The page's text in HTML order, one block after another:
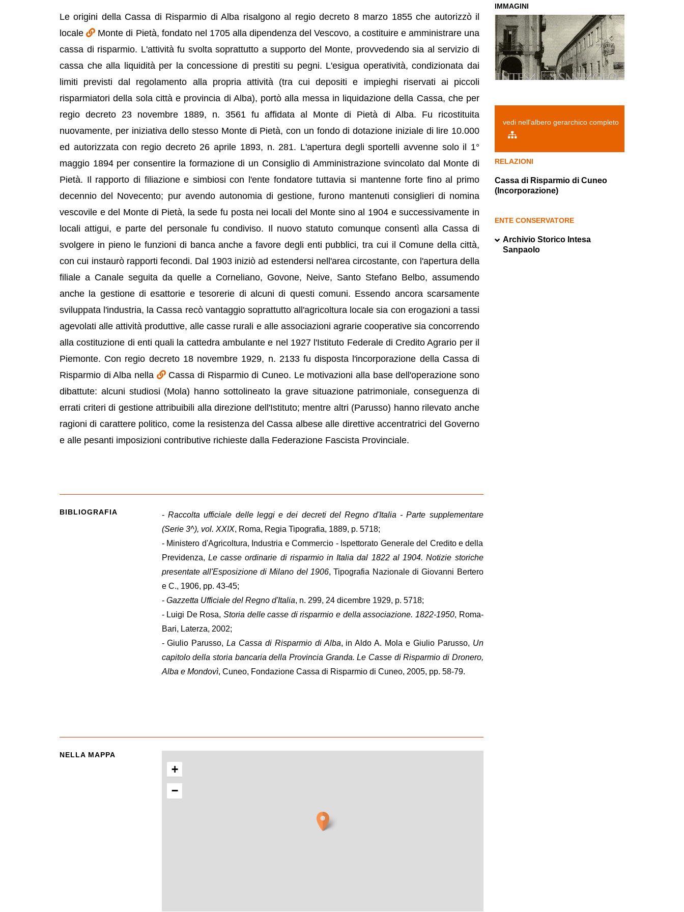
Le origini della Cassa di Risparmio di Alba risalgono al regio decreto 8 marzo 1855 che autorizzò il
locale
Monte di Pietà, fondato nel 1705 alla dipendenza del Vescovo, a costituire e amministrare una
cassa di risparmio. L'attività fu svolta soprattutto a supporto del Monte, provvedendo sia al servizio di
cassa che alla liquidità per la concessione di prestiti su pegni. L'esigua operatività, condizionata dai
limiti previsti dal regolamento alla propria attività (tra cui depositi e impieghi riservati ai piccoli
risparmiatori della sola città e provincia di Alba), portò alla messa in liquidazione della Cassa, che per
regio decreto 23 novembre 1889, n. 3561 fu affidata al Monte di Pietà di Alba. Fu ricostituita
nuovamente, per iniziativa dello stesso Monte di Pietà, con un fondo di dotazione iniziale di lire 10.000
ed autorizzata con regio decreto 26 aprile 1893, n. 281. L'apertura degli sportelli avvenne solo il 1°
maggio 1894 per consentire la formazione di un Consiglio di Amministrazione svincolato dal Monte di
Pietà. Il rapporto di filiazione e simbiosi con l'ente fondatore tuttavia si mantenne forte fino al primo
decennio del Novecento; pur avendo autonomia di gestione, furono mantenuti consiglieri di nomina
vescovile e del Monte di Pietà, la sede fu posta nei locali del Monte sino al 1904 e successivamente in
locali attigui, e parte del personale fu condiviso. Il nuovo statuto comunque consentì alla Cassa di
svolgere in pieno le funzioni di banca anche a favore degli enti pubblici, tra cui il Comune della città,
con cui instaurò rapporti fecondi. Dal 1903 iniziò ad estendersi nell'area circostante, con l'apertura della
filiale a Canale seguita da quelle a Corneliano, Govone, Neive, Santo Stefano Belbo, assumendo
anche la gestione di esattorie e tesorerie di alcuni di questi comuni. Essendo ancora scarsamente
sviluppata l'industria, la Cassa recò vantaggio soprattutto all'agricoltura locale sia con erogazioni a tassi
agevolati alle attività produttive, alle casse rurali e alle associazioni agrarie cooperative sia concorrendo
alla costituzione di enti quali la cattedra ambulante e nel 1927 l'Istituto Federale di Credito Agrario per il
Piemonte. Con regio decreto 18 novembre 1929, n. 2133 fu disposta l'incorporazione della Cassa di
Risparmio di Alba nella
Cassa di Risparmio di Cuneo. Le motivazioni alla base dell'operazione sono
dibattute: alcuni studiosi (Mola) hanno sottolineato la grave situazione patrimoniale, conseguenza di
errati criteri di gestione attribuibili alla direzione dell'Istituto; mentre altri (Parusso) hanno rilevato anche
ragioni di carattere politico, come la resistenza del Cassa albese alle direttive accentratrici del Governo
e alle pesanti imposizioni contributive richieste dalla Federazione Fascista Provinciale.
IMMAGINI
vedi nell'albero gerarchico completo
RELAZIONI
Cassa di Risparmio di Cuneo
(Incorporazione)
ENTE CONSERVATORE
Archivio Storico Intesa
Sanpaolo
BIBLIOGRAFIA - Raccolta ufficiale delle leggi e dei decreti del Regno d'Italia - Parte supplementare
(Serie 3^), vol. XXIX, Roma, Regia Tipografia, 1889, p. 5718;
- Ministero d'Agricoltura, Industria e Commercio - Ispettorato Generale del Credito e della
Previdenza, Le casse ordinarie di risparmio in Italia dal 1822 al 1904. Notizie storiche
presentate all'Esposizione di Milano del 1906, Tipografia Nazionale di Giovanni Bertero
e C., 1906, pp. 43-45;
- Gazzetta Ufficiale del Regno d'Italia, n. 299, 24 dicembre 1929, p. 5718;
- Luigi De Rosa,Storia delle casse di risparmio e della associazione. 1822-1950, Roma-
Bari, Laterza, 2002;
- Giulio Parusso,La Cassa di Risparmio di Alba, in Aldo A. Mola e Giulio Parusso, Un
capitolo della storia bancaria della Provincia Granda. Le Casse di Risparmio di Dronero,
Alba e Mondovì, Cuneo, Fondazione Cassa di Risparmio di Cuneo, 2005, pp. 58-79.
NELLA MAPPA
+
−